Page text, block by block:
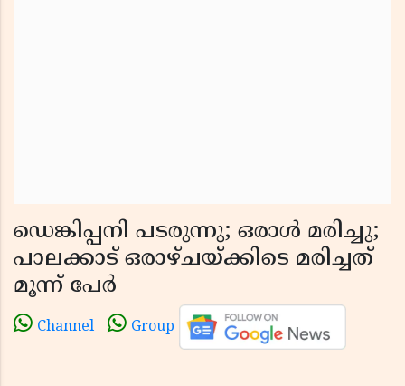
ഡെങ്കിപ്പനി പടരുന്നു; ഒരാള്‍ മരിച്ചു;
പാലക്കാട് ഒരാഴ്ചയ്ക്കിടെ മരിച്ചത്
മൂന്ന് പേർ
Channel Group